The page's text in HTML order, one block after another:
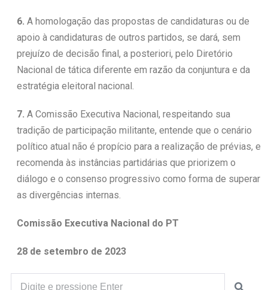
6. A homologação das propostas de candidaturas ou de
apoio à candidaturas de outros partidos, se dará, sem
prejuízo de decisão final, a posteriori, pelo Diretório
Nacional de tática diferente em razão da conjuntura e da
estratégia eleitoral nacional.
7. A Comissão Executiva Nacional, respeitando sua
tradição de participação militante, entende que o cenário
político atual não é propício para a realização de prévias, e
recomenda às instâncias partidárias que priorizem o
diálogo e o consenso progressivo como forma de superar
as divergências internas.
Comissão Executiva Nacional do PT
28 de setembro de 2023